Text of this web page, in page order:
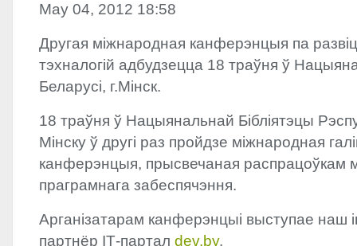
May 04, 2012 18:58
Другая міжнародная канферэнцыя па
тэхналогiй адбудзецца 18 траўня ў
Беларусі, г.Мінск.
18 траўня ў Нацыянальнай Бібліятэцы
Мінску ў другі раз пройдзе міжнародная
канферэнцыя, прысвечаная распрацоўкам
праграмнага забеспячэння.
Арганізатарам канферэнцыі выступае
партнёр ІТ-партал dev.by.